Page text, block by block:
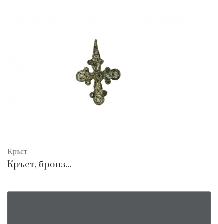
Кръст
Кръст, бронз...